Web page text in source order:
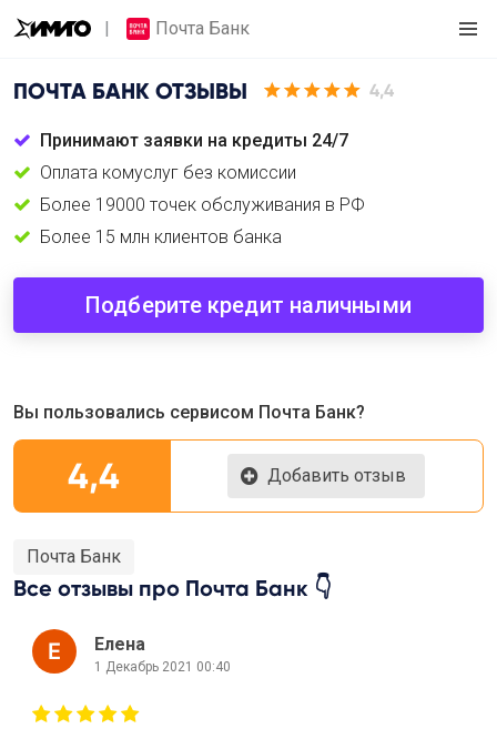
Почта Банк
ПОЧТА БАНК ОТЗЫВЫ 4,4
Принимают заявки на кредиты 24/7
Оплата комуслуг без комиссии
Более 19000 точек обслуживания в РФ
Более 15 млн клиентов банка
Подберите кредит наличными
Вы пользовались сервисом Почта Банк?
4,4 Добавить отзыв
Почта Банк
Все отзывы про Почта Банк 👇
Елена
1 Декабрь 2021 00:40